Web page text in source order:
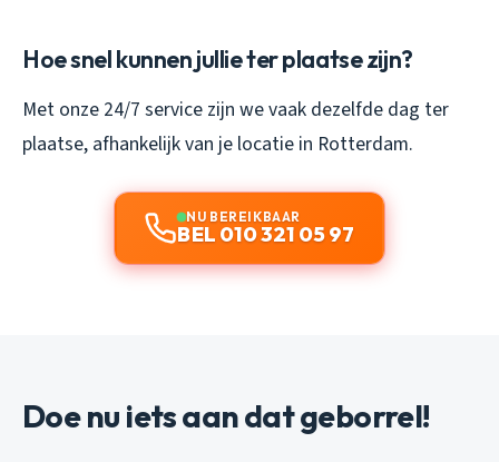
Hoe snel kunnen jullie ter plaatse zijn?
Met onze 24/7 service zijn we vaak dezelfde dag ter
plaatse, afhankelijk van je locatie in Rotterdam.
NU BEREIKBAAR
BEL 010 321 05 97
Doe nu iets aan dat geborrel!